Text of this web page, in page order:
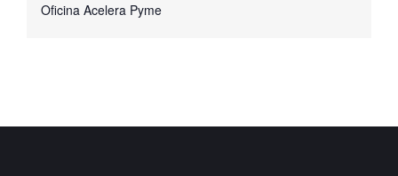
Oficina Acelera Pyme